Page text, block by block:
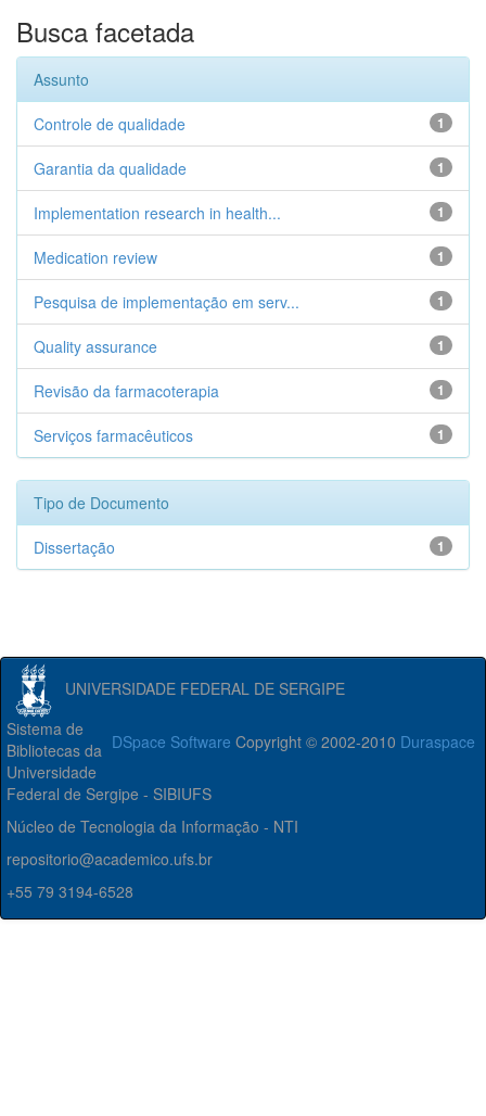
Busca facetada
Assunto
1
Controle de qualidade
1
Garantia da qualidade
1
Implementation research in health...
1
Medication review
1
Pesquisa de implementação em serv...
1
Quality assurance
1
Revisão da farmacoterapia
1
Serviços farmacêuticos
Tipo de Documento
1
Dissertação
UNIVERSIDADE FEDERAL DE SERGIPE
DSpace Software Copyright © 2002-2010 Duraspace
Sistema de
Bibliotecas da
Universidade
Federal de Sergipe - SIBIUFS
Núcleo de Tecnologia da Informação - NTI
repositorio@academico.ufs.br
+55 79 3194-6528